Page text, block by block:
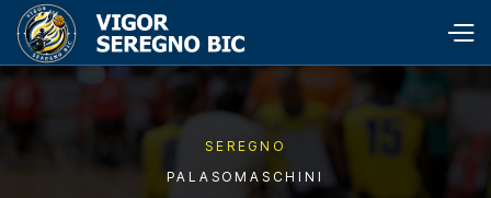
SEREGNO
PALASOMASCHINI